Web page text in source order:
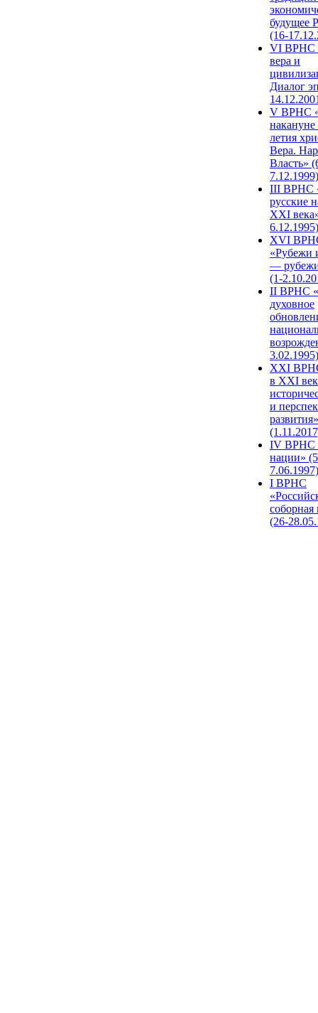
будущее
(16-
VI ВРНС
вера и
Диалог
V ВРНС
накануне
летия
Вера.
Власть»
7.12.1999)
III ВРНС
русские
XXI
6.12.1995)
XVI
«Рубежи
—
(1-
II ВРНС
духовное
3.02.1995)
XХI
в XXI
и
развития»
IV ВРНС
нации»
7.06.1997)
I ВРНС
(26-